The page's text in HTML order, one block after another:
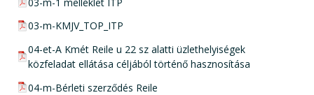
pdf csatolmány:
03-m-KMJV_TOP_ITP
pdf csatolmány:
04-et-A Kmét Reile u 22 sz alatti üzlethelyiségek
közfeladat ellátása céljából történő hasznosítása
pdf csatolmány:
04-m-Bérleti szerződés Reile